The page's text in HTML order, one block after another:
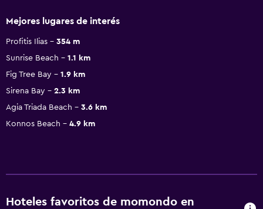
Mejores lugares de interés
Profitis Ilias
354 m
Sunrise Beach
1.1 km
Fig Tree Bay
1.9 km
Sirena Bay
2.3 km
Agia Triada Beach
3.6 km
Konnos Beach
4.9 km
Hoteles favoritos de momondo en